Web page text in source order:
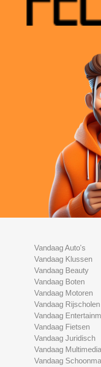
Vandaag Auto's
Vandaag Klussen
Vandaag Beauty
Vandaag Boten
Vandaag Motoren
Vandaag Rijscholen
Vandaag
Vandaag Fietsen
Vandaag Juridisch
Vandaag Multimedia
Vandaag